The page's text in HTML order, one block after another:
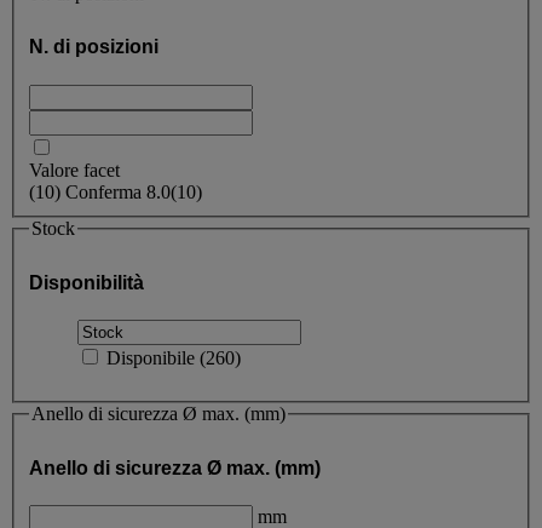
N. di posizioni
Valore facet
(10) Conferma 8.0(10)
Stock
Disponibilità
Disponibile (260)
Anello di sicurezza Ø max. (mm)
Anello di sicurezza Ø max. (mm)
mm